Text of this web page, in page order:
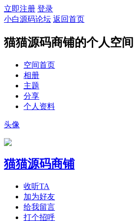
立即注册 登录
小白源码论坛 返回首页
猫猫源码商铺的个人空间
空间首页
相册
主题
分享
个人资料
头像
猫猫源码商铺
收听TA
加为好友
给我留言
打个招呼